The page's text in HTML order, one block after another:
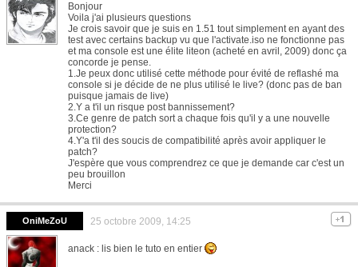
Bonjour
Voila j'ai plusieurs questions
Je crois savoir que je suis en 1.51 tout simplement en ayant des
test avec certains backup vu que l'activate.iso ne fonctionne pas
et ma console est une élite liteon (acheté en avril, 2009) donc ça
concorde je pense.
1.Je peux donc utilisé cette méthode pour évité de reflashé ma
console si je décide de ne plus utilisé le live? (donc pas de ban
puisque jamais de live)
2.Y a t'il un risque post bannissement?
3.Ce genre de patch sort a chaque fois qu'il y a une nouvelle
protection?
4.Y'a t'il des soucis de compatibilité après avoir appliquer le
patch?
J'espère que vous comprendrez ce que je demande car c'est un
peu brouillon
Merci
OniMeZoU 25 octobre 2009, 14:25
anack : lis bien le tuto en entier